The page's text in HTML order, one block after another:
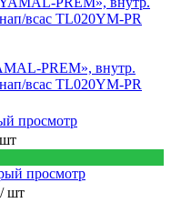
PREM», внутр.
всас TL020YM-PR
просмотр
просмотр
/ шт